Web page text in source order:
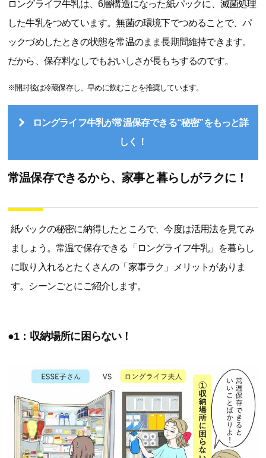
ロングライフ牛乳は、6層構造になった紙パックに、滅菌処理
した牛乳をつめています。無菌の環境下でつめることで、パ
ックづめしたときの状態を常温のまま長期間維持できます。
だから、保存料なしでもおいしさが長もちするのです。
※開封後は冷蔵保存し、早めに飲むことを推奨しています。
ロングライフ牛乳が常温保存できる“秘密”をもっと詳
しく！
常温保存できるから、家事と暮らしがラクに！
紙パックの秘密に納得したところで、今度は活用法を見てみ
ましょう。常温で保存できる「ロングライフ牛乳」を暮らし
に取り入れるとたくさんの「家事ラク」メリットがありま
す。シーンごとにご紹介します。
●1：収納場所に困らない！